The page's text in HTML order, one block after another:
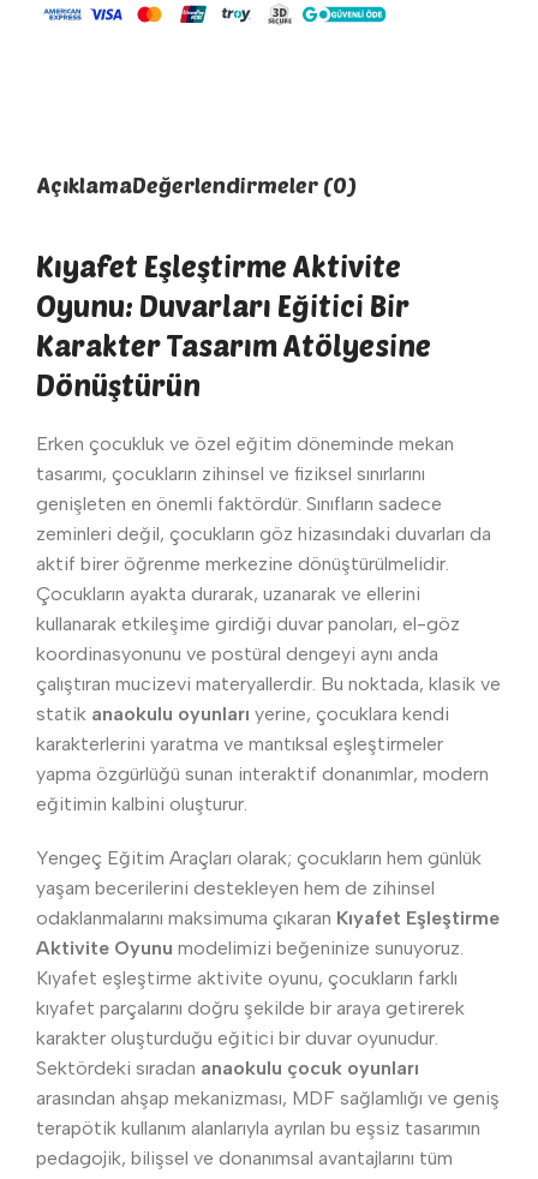
AçıklamaDeğerlendirmeler (0)
Kıyafet Eşleştirme Aktivite
Oyunu: Duvarları Eğitici Bir
Karakter Tasarım Atölyesine
Dönüştürün
Erken çocukluk ve özel eğitim döneminde mekan
tasarımı, çocukların zihinsel ve fiziksel sınırlarını
genişleten en önemli faktördür. Sınıfların sadece
zeminleri değil, çocukların göz hizasındaki duvarları da
aktif birer öğrenme merkezine dönüştürülmelidir.
Çocukların ayakta durarak, uzanarak ve ellerini
kullanarak etkileşime girdiği duvar panoları, el-göz
koordinasyonunu ve postüral dengeyi aynı anda
çalıştıran mucizevi materyallerdir. Bu noktada, klasik ve
statik anaokulu oyunları yerine, çocuklara kendi
karakterlerini yaratma ve mantıksal eşleştirmeler
yapma özgürlüğü sunan interaktif donanımlar, modern
eğitimin kalbini oluşturur.
Yengeç Eğitim Araçları olarak; çocukların hem günlük
yaşam becerilerini destekleyen hem de zihinsel
odaklanmalarını maksimuma çıkaran Kıyafet Eşleştirme
Aktivite Oyunu modelimizi beğeninize sunuyoruz.
Kıyafet eşleştirme aktivite oyunu, çocukların farklı
kıyafet parçalarını doğru şekilde bir araya getirerek
karakter oluşturduğu eğitici bir duvar oyunudur.
Sektördeki sıradan anaokulu çocuk oyunları
arasından ahşap mekanizması, MDF sağlamlığı ve geniş
terapötik kullanım alanlarıyla ayrılan bu eşsiz tasarımın
pedagojik, bilişsel ve donanımsal avantajlarını tüm